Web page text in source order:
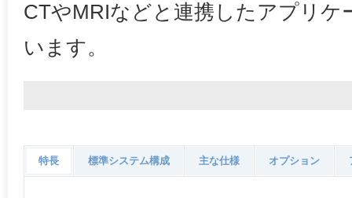
CTやMRIなどと連携したアプリケ
います。
特長 標準システム構成 主な仕様 オプション